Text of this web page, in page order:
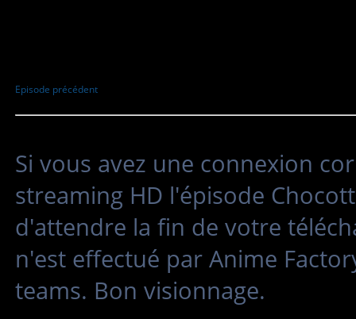
Episode précédent
Si vous avez une connexion
streaming HD l'épisode
d'attendre la fin de votre
n'est effectué par Anime
teams. Bon visionnage.